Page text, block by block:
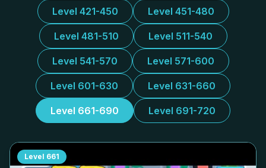
Level 421-450 Level 451-480
Level 481-510 Level 511-540
Level 541-570 Level 571-600
Level 601-630 Level 631-660
Level 661-690 Level 691-720
Level 661